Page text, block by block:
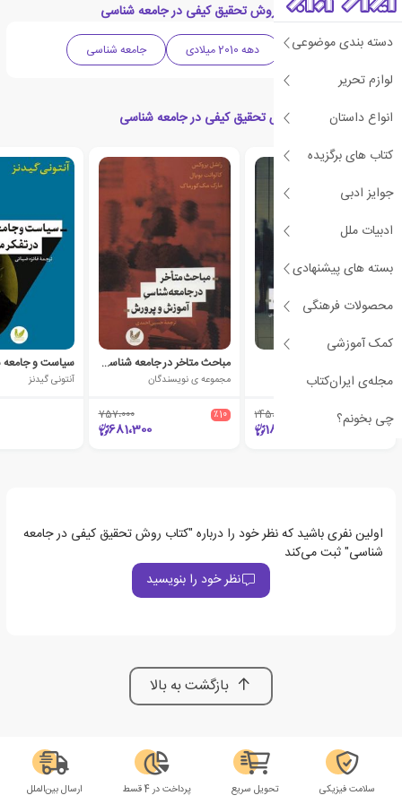
دسته بندی موضوعی
لوازم تحریر
انواع داستان
کتاب های برگزیده
جوایز ادبی
ادبیات ملل
بسته های پیشنهادی
محصولات فرهنگی
کمک آموزشی
مجله‌ی ایران‌کتاب
چی بخونم؟
دسته بندی های کتاب روش تحقیق کیفی در جامعه شناسی
ادبیات انگلیس دهه 2010 میلادی جامعه شناسی
کتاب های مرتبط با روش تحقیق کیفی در جامعه شناسی
پ
ی
ش
ن
ه
ا
د
و
ی
ژ
ه
میگوئل ا کابررا
٪25 245،000
183،750
مباحث متاخر در جامعه شناسی آموزش و پرورش
مجموعه ی نویسندگان
٪10 757،000
681،300
آنتونی گیدنز
اولین نفری باشید که نظر خود را درباره "کتاب روش تحقیق کیفی در جامعه
شناسی" ثبت می‌کند
نظر خود را بنویسید
بازگشت به بالا
سلامت فیزیکی تحویل سریع پرداخت در 4 قسط ارسال بین‌الملل